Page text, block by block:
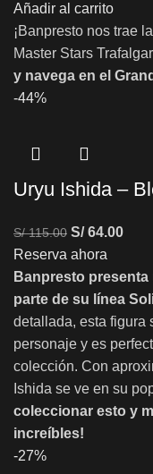
Añadir al carrito
¡Banpresto nos trae
Master Stars
y navega en el
-44%
Uryu Ishida –
S/115.00 S/64.00
Reserva ahora
Banpresto
parte de su línea
detallada, esta figura
personaje y es
colección. Con
Ishida se ve en su
coleccionar esto y
increíbles!
-27%